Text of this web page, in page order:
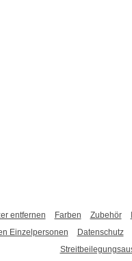
entfernen Farben Zubehör
Einzelpersonen
Datenschutz